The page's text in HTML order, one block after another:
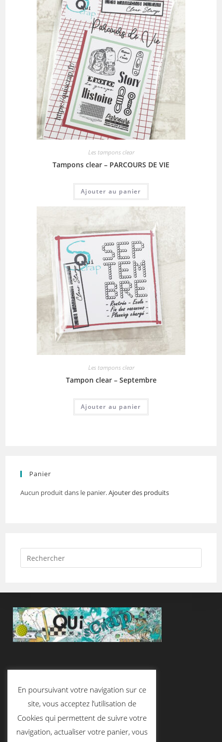
Les tampons clear
Tampons clear – PARCOURS DE VIE
Ajouter au panier
Les tampons clear
Tampon clear – Septembre
Ajouter au panier
Panier
Aucun produit dans le panier.Ajouter des produits
Contactez-Nous
En poursuivant votre navigation sur ce
site, vous acceptez l’utilisation de
Cookies qui permettent de suivre votre
navigation, actualiser votre panier, vous